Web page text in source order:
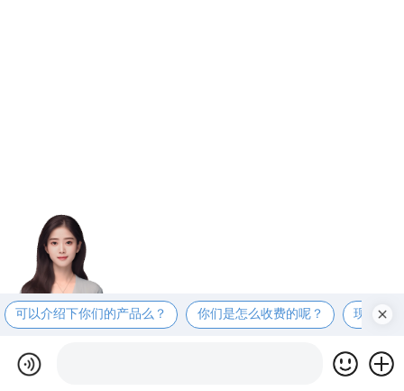
可以介绍下你们的产品么？ 你们是怎么收费的呢？ 现在有